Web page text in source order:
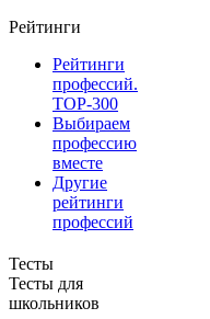
Рейтинги
Рейтинги
профессий.
TOP-300
Выбираем
профессию
вместе
Другие
рейтинги
профессий
Тесты
Тесты для
школьников